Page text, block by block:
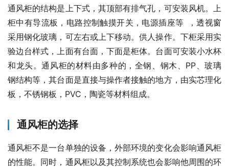
通风柜的结构是上下式，其顶部有排气孔，可安装风机。上
柜中有导流板，电路控制触摸开关，电源插座等 ，透视窗
采用钢化玻璃，可左右或上下移动。供人操作。下柜采用实
验边台样式，上面有台面，下面是柜体。台面可安装小水杯
和龙头。通风柜的材料由多种的，全钢、钢木、PP、玻璃
钢结构等，其台面是直接与操作者接触的地方，由实芯理化
板，不锈钢板，PVC，陶瓷等材料组成。
通风柜的选择
通风柜不是一台单独的设备，外部环境的变化会影响通风柜
的性能。同时，通风柜以及其控制系统也会影响他周围的环